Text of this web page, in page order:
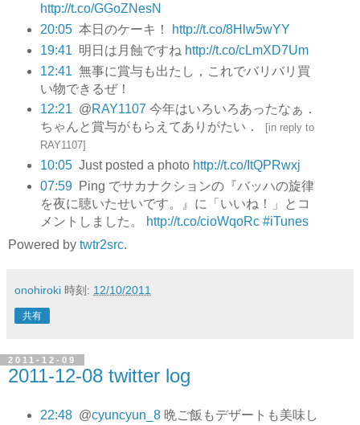
http://t.co/GGoZNesN
20:05 本日のケーキ！
http://t.co/8Hlw5wYY
19:41 明日は月蝕ですね http://t.co/cLmXD7Um
12:41 無事に賞与も出たし，これでバリバリ買
い物できるぜ！
12:21 @RAY1107 今年はいろいろあったなぁ．
ちゃんと賞与がもらえてありがたい．
[in reply to
RAY1107]
10:05 Just posted a photo http://t.co/ItQPRwxj
07:59
Ping でサカナクションの『バッハの旋律
を夜に聴いたせいです。』に「いいね！」とコ
メントしました。
http://t.co/cioWqoRc #iTunes
Powered by twtr2src.
onohiroki 時刻: 12/10/2011
共有
2011-12-09
2011-12-08 twitter log
22:48 @cyuncyun_8晩ご飯もデザートも美味し